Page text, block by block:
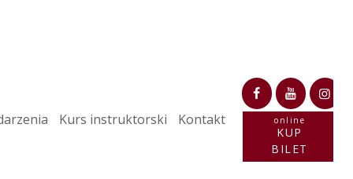
Kurs instruktorski Kontakt online
KUP
BILET